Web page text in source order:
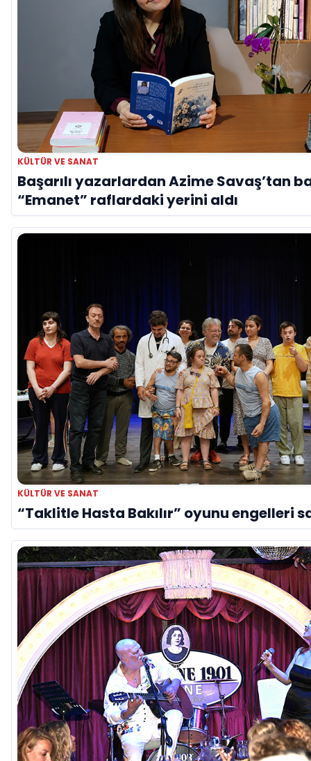
KÜLTÜR VE SANAT
Başarılı yazarlardan Azime Savaş’tan
“Emanet” raflardaki yerini aldı
KÜLTÜR VE SANAT
“Taklitle Hasta Bakılır” oyunu engelleri